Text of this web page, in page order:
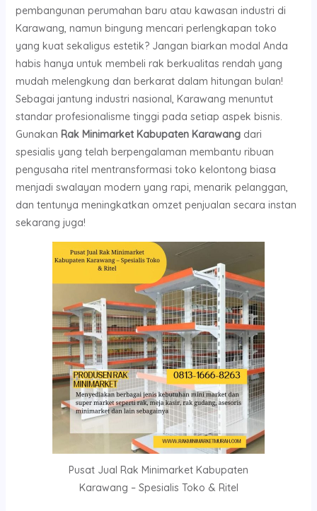
pembangunan perumahan baru atau kawasan industri di
Karawang, namun bingung mencari perlengkapan toko
yang kuat sekaligus estetik? Jangan biarkan modal Anda
habis hanya untuk membeli rak berkualitas rendah yang
mudah melengkung dan berkarat dalam hitungan bulan!
Sebagai jantung industri nasional, Karawang menuntut
standar profesionalisme tinggi pada setiap aspek bisnis.
Gunakan Rak Minimarket Kabupaten Karawangdari
spesialis yang telah berpengalaman membantu ribuan
pengusaha ritel mentransformasi toko kelontong biasa
menjadi swalayan modern yang rapi, menarik pelanggan,
dan tentunya meningkatkan omzet penjualan secara instan
sekarang juga!
Pusat Jual Rak Minimarket Kabupaten
Karawang – Spesialis Toko & Ritel